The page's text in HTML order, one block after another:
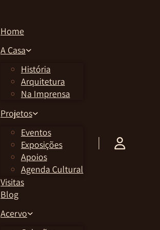
Home
A Casa
História
Arquitetura
Na Imprensa
Projetos
Eventos
Exposições
Apoios
Agenda Cultural
Visitas
Blog
Acervo